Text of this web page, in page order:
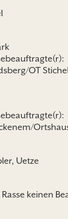
OT
Uetze
keinen